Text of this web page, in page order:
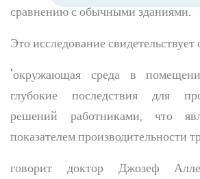
сравнению с обычными зданиями.
Это исследование свидетельствует
'окружающая среда в
глубокие последствия для
решений работниками, что
показателем производительности
говорит доктор Джозеф